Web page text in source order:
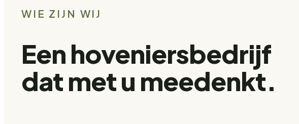
WIE ZIJN WIJ
Een hoveniersbedrijf
dat met u meedenkt.